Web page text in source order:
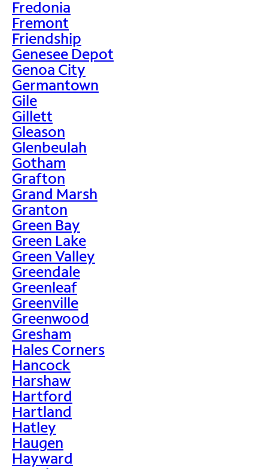
Fredonia
Fremont
Friendship
Genesee Depot
Genoa City
Germantown
Gile
Gillett
Gleason
Glenbeulah
Gotham
Grafton
Grand Marsh
Granton
Green Bay
Green Lake
Green Valley
Greendale
Greenleaf
Greenville
Greenwood
Gresham
Hales Corners
Hancock
Harshaw
Hartford
Hartland
Hatley
Haugen
Hayward